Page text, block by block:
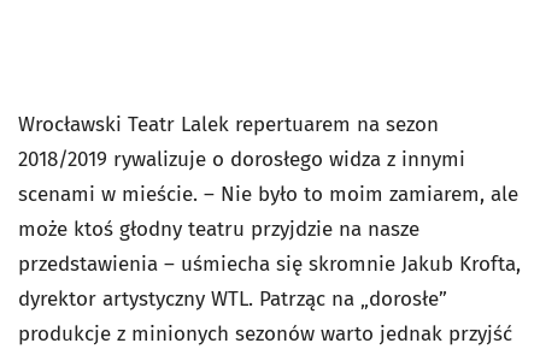
Wrocławski Teatr Lalek repertuarem na sezon
2018/2019 rywalizuje o dorosłego widza z innymi
scenami w mieście. – Nie było to moim zamiarem, ale
może ktoś głodny teatru przyjdzie na nasze
przedstawienia – uśmiecha się skromnie Jakub Krofta,
dyrektor artystyczny WTL. Patrząc na „dorosłe”
produkcje z minionych sezonów warto jednak przyjść